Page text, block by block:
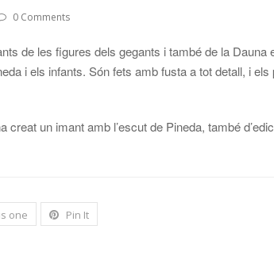
0 Comments
de les figures dels gegants i també de la
i els infants. Són fets amb fusta a tot detall, i
creat un imant amb l’escut de Pineda, també
one Pin It